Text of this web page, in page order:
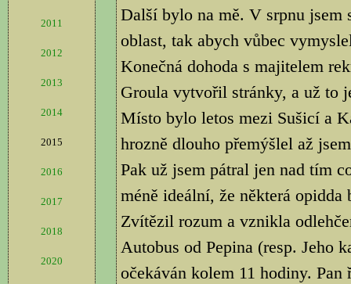
2011
2012
2013
2014
2015
2016
2017
2018
2020
Další bylo na mě. V srpnu jsem
oblast, tak abych vůbec
Konečná dohoda s majitelem
Groula vytvořil stránky, a už to
Místo bylo letos mezi Sušicí a
hrozně dlouho přemýšlel až
Pak už jsem pátral jen nad tím
méně ideální, že některá
Zvítězil rozum a vznikla
Autobus od Pepina (resp. Jeho
očekáván kolem 11 hodiny.